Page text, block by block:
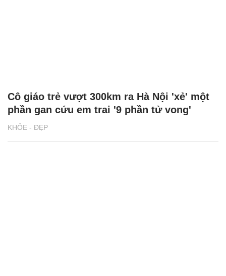
KHỎE - ĐẸP
Cô giáo trẻ vượt 300km ra Hà Nội 'xẻ' một
phần gan cứu em trai '9 phần tử vong'